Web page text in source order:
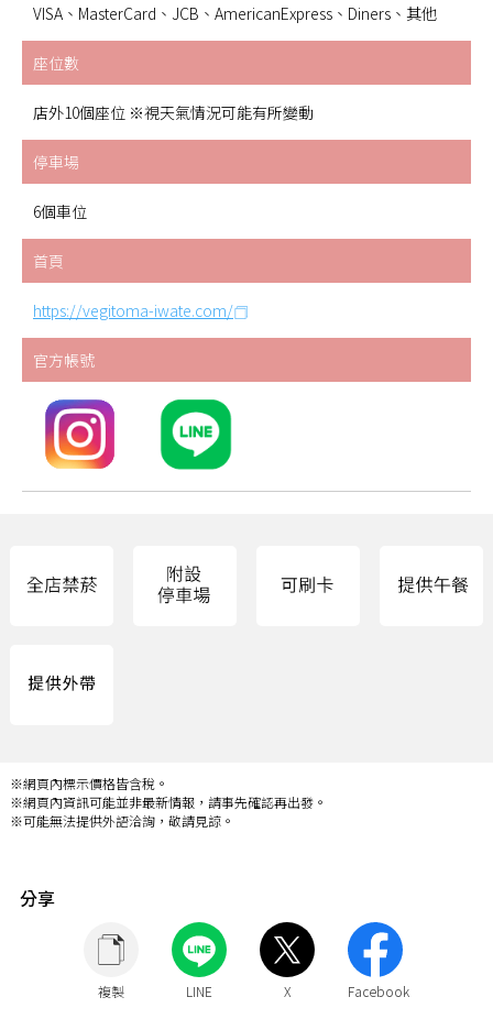
VISA、MasterCard、JCB、AmericanExpress、Diners、其他
座位數
店外10個座位 ※視天氣情況可能有所變動
停車場
6個車位
首頁
https://vegitoma-iwate.com/
官方帳號
※網頁內標示價格皆含稅。
※網頁內資訊可能並非最新情報，請事先確認再出發。
※可能無法提供外語洽詢，敬請見諒。
分享
複製 LINE X Facebook